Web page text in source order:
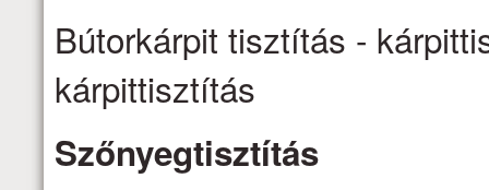
Bútorkárpit tisztítás -
kárpittisztítás
Szőnyegtisztítás